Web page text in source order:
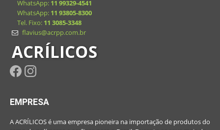
WhatsApp: 11 99329-4541
WhatsApp: 11 93805-8300
Tel. Fixo: 11 3085-3348
flavius@acrpp.com.br
ACRÍLICOS
EMPRESA
A ACRÍLICOS é uma empresa pioneira na importação de produtos do